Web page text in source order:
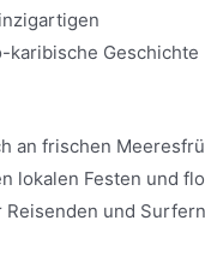
karibische Geschichte
an frischen
lokalen Festen und
und